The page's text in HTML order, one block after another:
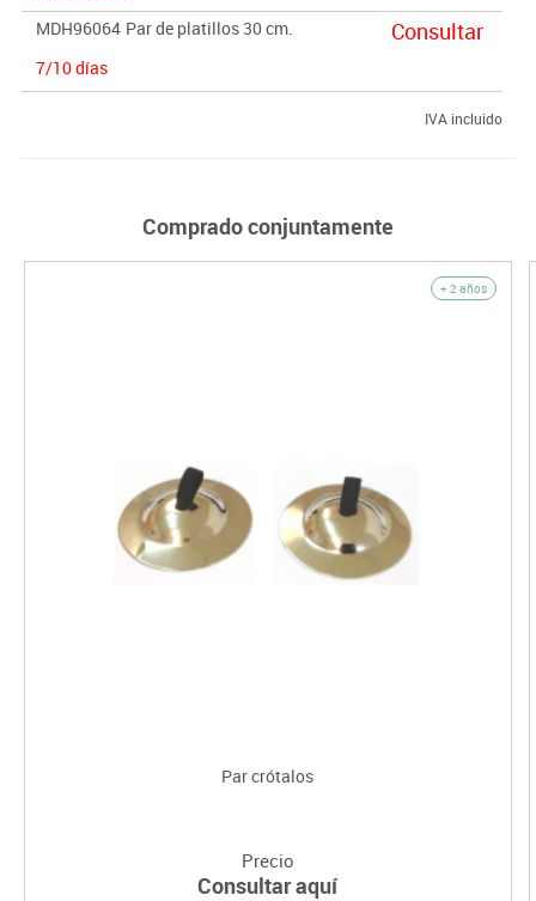
MDH96064 Par de platillos 30 cm.
7/10 días
Consultar
IVA incluido
Comprado conjuntamente
+ 2 años
Par crótalos
Precio
Consultar aquí